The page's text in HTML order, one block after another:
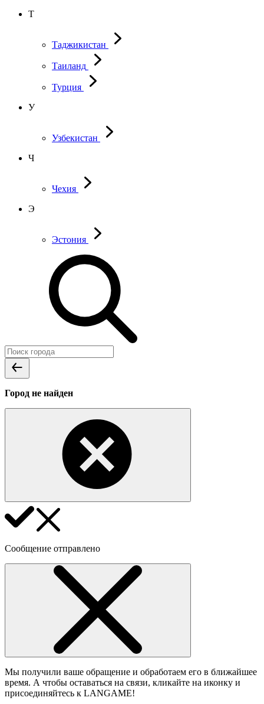
Т
Таджикистан
Таиланд
Турция
У
Узбекистан
Ч
Чехия
Э
Эстония
Город не найден
Сообщение отправлено
Мы получили ваше обращение и обработаем его в ближайшее
время. А чтобы оставаться на связи, кликайте на иконку и
присоединяйтесь к LANGAME!